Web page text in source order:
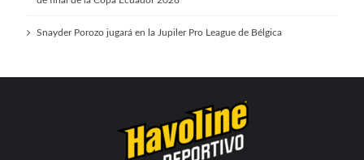
Snayder Porozo jugará en la Jupiler Pro League de Bélgica